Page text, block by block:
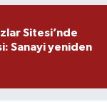
Sitesi’nde
Sanayi yeniden